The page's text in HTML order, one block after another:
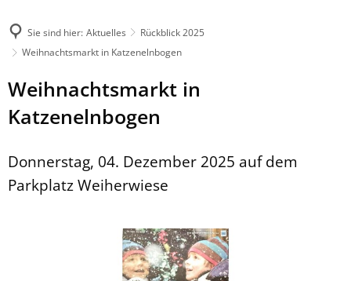
Sie sind hier: Aktuelles
Rückblick 2025
Weihnachtsmarkt in Katzenelnbogen
Weihnachtsmarkt in
Katzenelnbogen
Donnerstag, 04. Dezember 2025 auf dem
Parkplatz Weiherwiese